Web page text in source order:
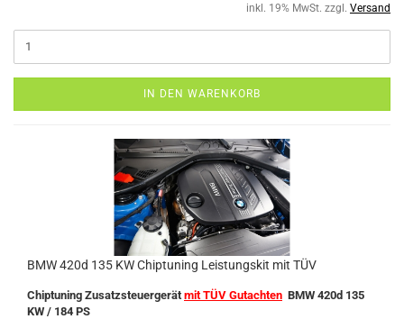
inkl. 19% MwSt. zzgl. Versand
IN DEN WARENKORB
BMW 420d 135 KW Chiptuning Leistungskit mit TÜV
Chiptuning Zusatzsteuergerät mit TÜV Gutachten BMW 420d 135
KW / 184 PS